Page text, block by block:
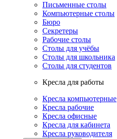
Письменные столы
Компьютерные столы
Бюро
Секретеры
Рабочие столы
Столы для учёбы
Столы для школьника
Столы для студентов
Кресла для работы
Кресла компьютерные
Кресла рабочие
Кресла офисные
Кресла для кабинета
Кресла руководителя